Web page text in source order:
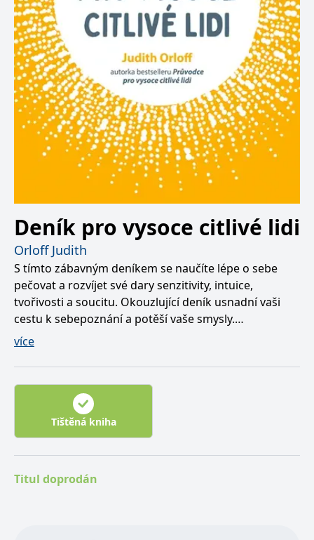
Deník pro vysoce citlivé lidi
Orloff Judith
S tímto zábavným deníkem se naučíte lépe o sebe
pečovat a rozvíjet své dary senzitivity, intuice,
tvořivosti a soucitu. Okouzlující deník usnadní vaši
cestu k sebepoznání a potěší vaše smysly.
postřehy, ale také inspirativní rady a cvičení, jež vám
pomohou vyrovnat se s přetížením smyslového
vnímání a nastavit váš každodenní program tak, aby
vám život přinášel radost. V deníku také objevíte
účinné nástroje, které vás zbaví stresu a přejatých
negativních emocí, naučí vás pracovat se silami, jež
vám dodávají životní energii, a ctít moudrost
vlastního těla.
více
Tištěná kniha
Titul doprodán